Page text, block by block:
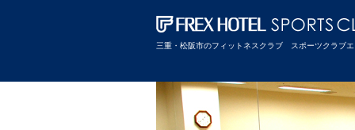
三重・松阪市のフィットネスクラブ スポーツクラブ